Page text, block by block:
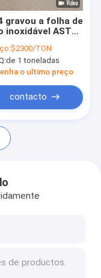
gravou a folha de
inoxidável ASTM
a alta
$2300/TON
de 1 toneladas
o ultimo preço
contacto